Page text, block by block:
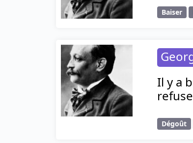
Baiser
Il y a
Dégoût